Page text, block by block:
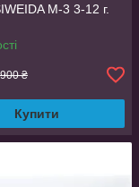
M-3 3-12 г.
900 ₴
Купити